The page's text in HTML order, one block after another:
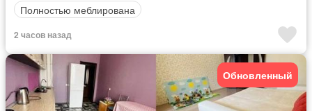
Полностью меблирована
2 часов назад
Обновленный